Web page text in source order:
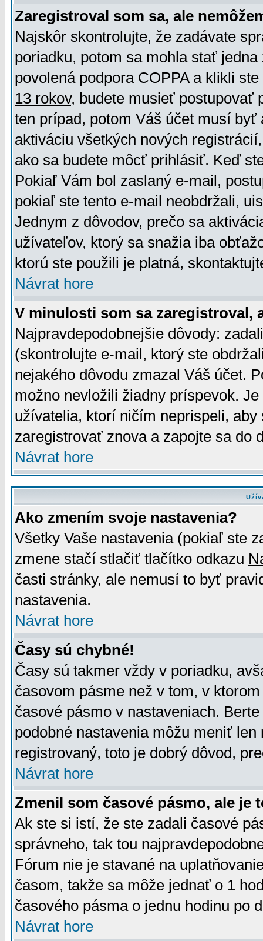
Zaregistroval som sa, ale
Najskôr skontrolujte, že zadávate
poriadku, potom sa mohla stať
povolená podpora COPPA a klikli
13 rokov, budete musieť postupovať
ten prípad, potom Váš účet musí
aktiváciu všetkých nových
ako sa budete môcť prihlásiť. Keď
Pokiaľ Vám bol zaslaný e-mail,
pokiaľ ste tento e-mail neobdržali,
Jednym z dôvodov, prečo sa
užívateľov, ktorý sa snažia iba
ktorú ste použili je platná,
Návrat hore
V minulosti som sa zaregistroval,
Najpravdepodobnejšie dôvody:
(skontrolujte e-mail, ktorý ste
nejakého dôvodu zmazal Váš účet.
možno nevložili žiadny príspevok.
užívatelia, ktorí ničím neprispeli,
zaregistrovať znova a zapojte sa do
Návrat hore
Ako zmením svoje nastavenia?
Všetky Vaše nastavenia (pokiaľ ste
zmene stačí stlačiť tlačítko odkazu
časti stránky, ale nemusí to byť
nastavenia.
Návrat hore
Časy sú chybné!
Časy sú takmer vždy v poriadku,
časovom pásme než v tom, v
časové pásmo v nastaveniach.
podobné nastavenia môžu meniť
registrovaný, toto je dobrý dôvod,
Návrat hore
Zmenil som časové pásmo, ale je
Ak ste si istí, že ste zadali časové
správneho, tak tou
Fórum nie je stavané na
časom, takže sa môže jednať o 1
časového pásma o jednu hodinu po
Návrat hore